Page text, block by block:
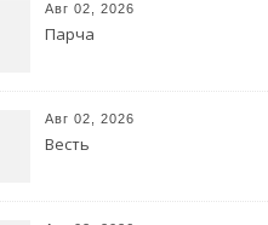
Авг 02, 2026
Парча
Авг 02, 2026
Весть